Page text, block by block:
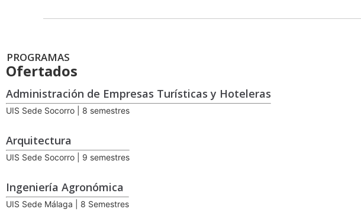
PROGRAMAS
Ofertados
Administración de Empresas Turísticas y Hoteleras
UIS Sede Socorro | 8 semestres
Arquitectura
UIS Sede Socorro | 9 semestres
Ingeniería Agronómica
UIS Sede Málaga | 8 Semestres